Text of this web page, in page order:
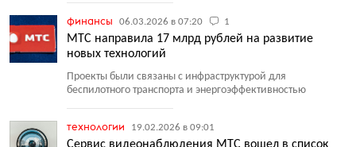
финансы 06.03.2026 в 07:20 1
МТС направила 17 млрд рублей на развитие
новых технологий
Проекты были связаны с инфраструктурой для
беспилотного транспорта и энергоэффективностью
технологии 19.02.2026 в 09:01